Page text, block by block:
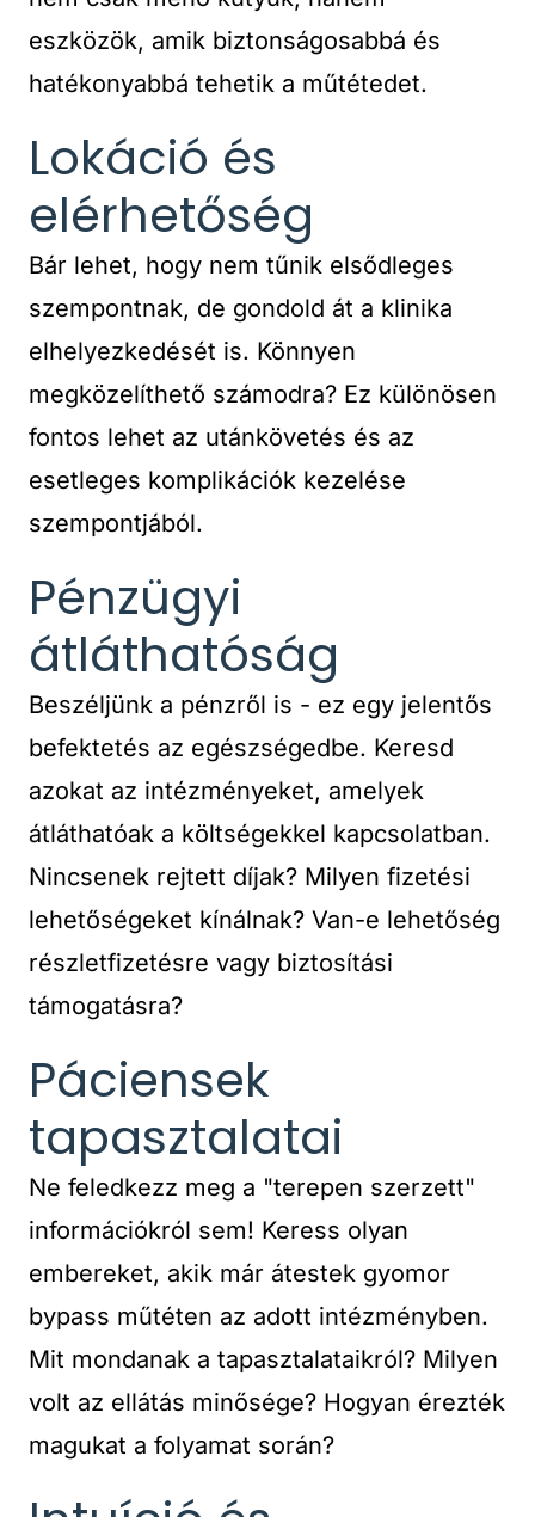
eszközök, amik biztonságosabbá és
hatékonyabbá tehetik a műtétedet.
Lokáció és
elérhetőség
Bár lehet, hogy nem tűnik elsődleges
szempontnak, de gondold át a klinika
elhelyezkedését is. Könnyen
megközelíthető számodra? Ez különösen
fontos lehet az utánkövetés és az
esetleges komplikációk kezelése
szempontjából.
Pénzügyi
átláthatóság
Beszéljünk a pénzről is - ez egy jelentős
befektetés az egészségedbe. Keresd
azokat az intézményeket, amelyek
átláthatóak a költségekkel kapcsolatban.
Nincsenek rejtett díjak? Milyen fizetési
lehetőségeket kínálnak? Van-e lehetőség
részletfizetésre vagy biztosítási
támogatásra?
Páciensek
tapasztalatai
Ne feledkezz meg a "terepen szerzett"
információkról sem! Keress olyan
embereket, akik már átestek gyomor
bypass műtéten az adott intézményben.
Mit mondanak a tapasztalataikról? Milyen
volt az ellátás minősége? Hogyan érezték
magukat a folyamat során?